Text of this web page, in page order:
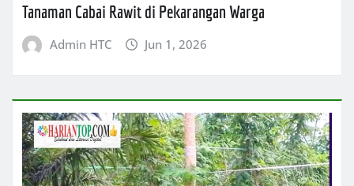
Tanaman Cabai Rawit di Pekarangan Warga
Admin HTC Jun 1, 2026